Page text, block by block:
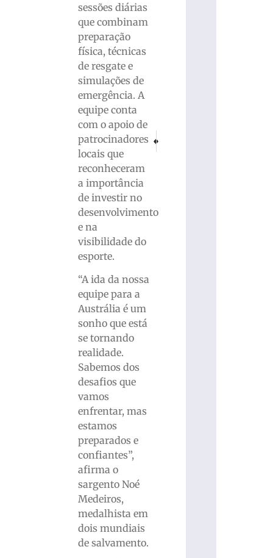
sessões diárias
que combinam
preparação
física, técnicas
de resgate e
simulações de
emergência. A
equipe conta
com o apoio de
patrocinadores
locais que
reconheceram
a importância
de investir no
desenvolvimento
e na
visibilidade do
esporte.
“A ida da nossa
equipe para a
Austrália é um
sonho que está
se tornando
realidade.
Sabemos dos
desafios que
vamos
enfrentar, mas
estamos
preparados e
confiantes”,
afirma o
sargento Noé
Medeiros,
medalhista em
dois mundiais
de salvamento.
PRÓXIMO